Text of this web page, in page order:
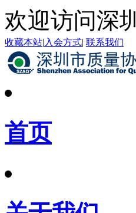
欢迎访问深
收藏本站| 入会方式| 联系我们
首页